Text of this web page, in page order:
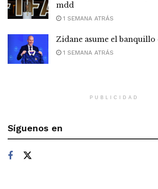
mdd
1 SEMANA ATRÁS
Zidane asume el banquillo
1 SEMANA ATRÁS
PUBLICIDAD
Síguenos en